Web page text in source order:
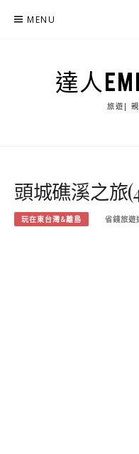
MENU
達人
旅遊|
頭城礁溪之旅
玩在東台灣&離島 省錢旅遊